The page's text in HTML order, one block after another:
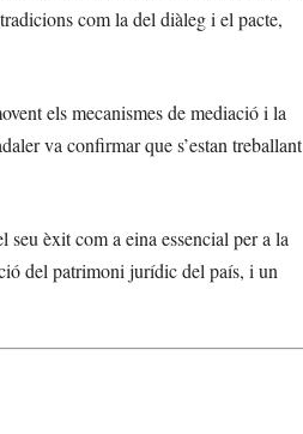
com la del diàleg i el pacte,
els mecanismes de mediació i la
va confirmar que s’estan treballant
èxit com a eina essencial per a la
del patrimoni jurídic del país, i un